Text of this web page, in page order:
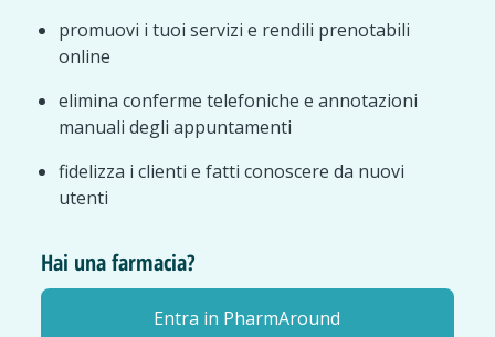
promuovi i tuoi servizi e rendili prenotabili
online
elimina conferme telefoniche e annotazioni
manuali degli appuntamenti
fidelizza i clienti e fatti conoscere da nuovi
utenti
Hai una farmacia?
Entra in PharmAround